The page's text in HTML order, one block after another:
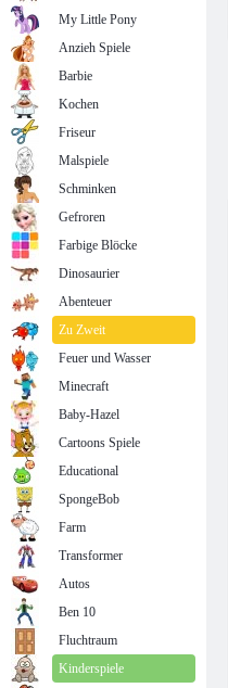
My Little Pony
Anzieh Spiele
Barbie
Kochen
Friseur
Malspiele
Schminken
Gefroren
Farbige Blöcke
Dinosaurier
Abenteuer
Zu Zweit
Feuer und Wasser
Minecraft
Baby-Hazel
Cartoons Spiele
Educational
SpongeBob
Farm
Transformer
Autos
Ben 10
Fluchtraum
Kinderspiele